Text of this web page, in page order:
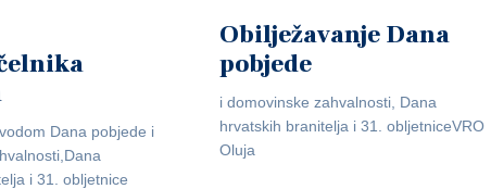
Dana pobjede i
i 31. obljetnice
Obilježavanje Dana
pobjede
i domovinske zahvalnosti, Dana
hrvatskih branitelja i 31. obljetniceVRO
Oluja